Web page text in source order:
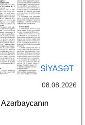
SİYASƏT
08.08.2026